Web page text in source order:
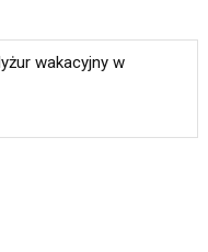
wakacyjny w